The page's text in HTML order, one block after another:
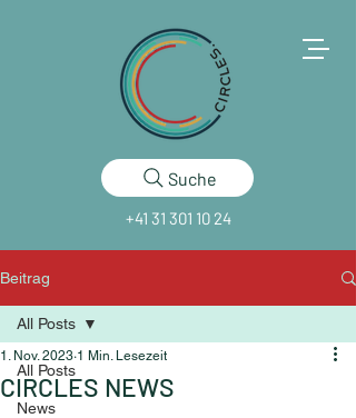
Suche
+41 31 301 10 24
Beitrag
All Posts
News
All Posts
CIRCLES NEWS
1. Nov. 2023 1 Min. Lesezeit